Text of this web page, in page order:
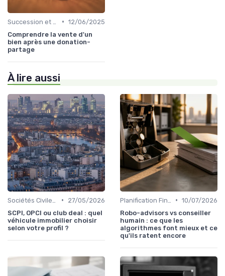
• 12/06/2025
Comprendre la vente d'un
bien après une donation-
partage
À lire aussi
•
27/05/2026
SCPI, OPCI ou club deal : quel
véhicule immobilier choisir
selon votre profil ?
• 10/07/2026
Robo-advisors vs conseiller
humain : ce que les
algorithmes font mieux et ce
qu'ils ratent encore